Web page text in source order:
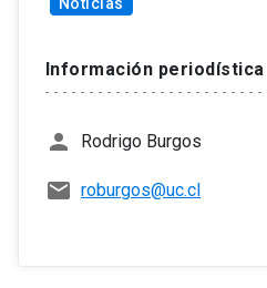
Información periodística
person Rodrigo Burgos
mail roburgos@uc.cl